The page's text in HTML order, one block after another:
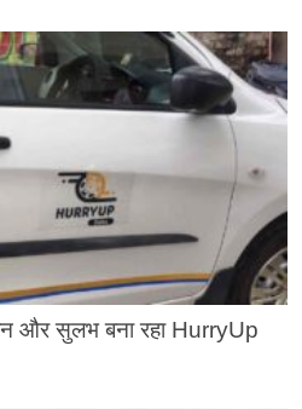
और सुलभ बना रहा HurryUp